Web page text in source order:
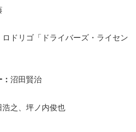
ロドリゴ「ドライバーズ・ライセン
沼田賢治
浩之、坪ノ内俊也